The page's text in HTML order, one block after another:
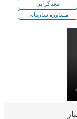
معناگرایی
مشاوره سازمانی